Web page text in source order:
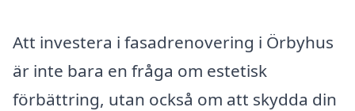
Att investera i fasadrenovering i Örbyhus
är inte bara en fråga om estetisk
förbättring, utan också om att skydda din